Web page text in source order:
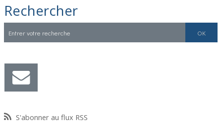
Rechercher
S'abonner au flux RSS